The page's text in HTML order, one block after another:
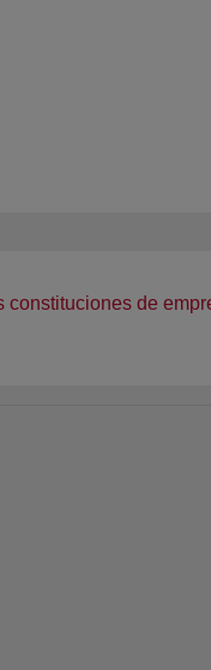
constituciones de